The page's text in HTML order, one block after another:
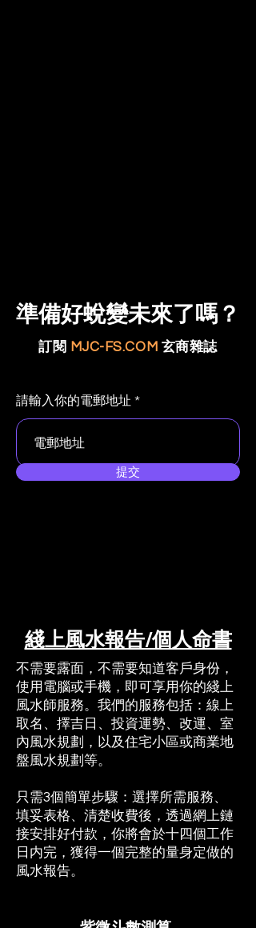
準備好蛻變未來了嗎？
訂閱 MJC-FS.COM 玄商雜誌
請輸入你的電郵地址
提交
綫上風水報告/個人命書
​​不需要露面，不需要知道客戶身份，
使用電腦或手機，即可享用你的綫上
風水師服務。我們的服務包括：線上
取名、擇吉日、投資運勢、改運、室
內風水規劃，以及住宅小區或商業地
盤風水規劃等。​
只需3個簡單步驟：選擇所需服務、
填妥表格、清楚收費後，透過網上鏈
接安排好付款，​你將會於十四個工作
日内完，獲得一個完整的量身定做的
風水報告。